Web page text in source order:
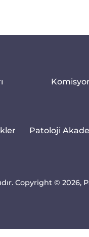
Patoloji
Copyright © 2026,